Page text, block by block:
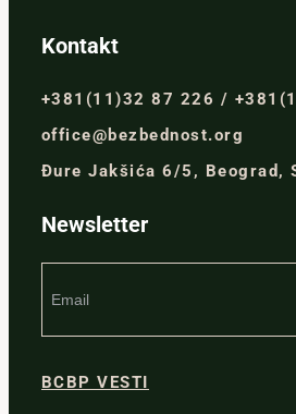
Kontakt
+381(11)32 87 226 /
office@bezbednost.org
Đure Jakšića 6/5, Beograd,
Newsletter
BCBP VESTI